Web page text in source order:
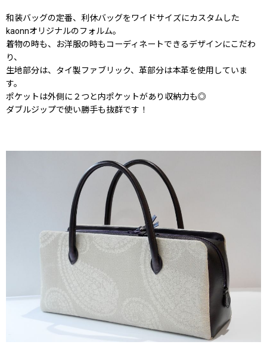
和装バッグの定番、利休バッグをワイドサイズにカスタムした
kaonnオリジナルのフォルム。
着物の時も、お洋服の時もコーディネートできるデザインにこだわ
り、
生地部分は、タイ製ファブリック、革部分は本革を使用していま
す。
ポケットは外側に２つと内ポケットがあり収納力も◎
ダブルジップで使い勝手も抜群です！